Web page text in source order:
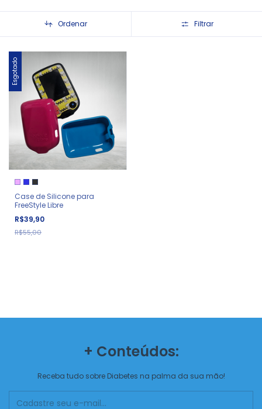
Ordenar Filtrar
Esgotado
Case de Silicone para
FreeStyle Libre
R$39,90
R$55,00
+ Conteúdos:
Receba tudo sobre Diabetes na palma da sua mão!